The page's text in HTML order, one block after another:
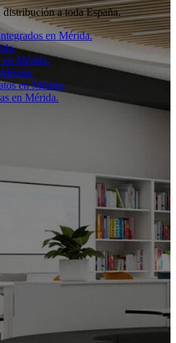
a toda España.
en Mérida.
Mérida.
en Mérida.
en Mérida.